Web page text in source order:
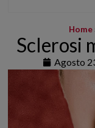
Home
Sclerosi
Agosto